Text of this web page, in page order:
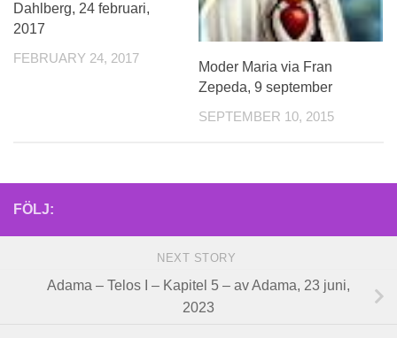
Dahlberg, 24 februari,
2017
FEBRUARY 24, 2017
Moder Maria via Fran
Zepeda, 9 september
SEPTEMBER 10, 2015
FÖLJ:
NEXT STORY
Adama – Telos I – Kapitel 5 – av Adama, 23 juni,
2023